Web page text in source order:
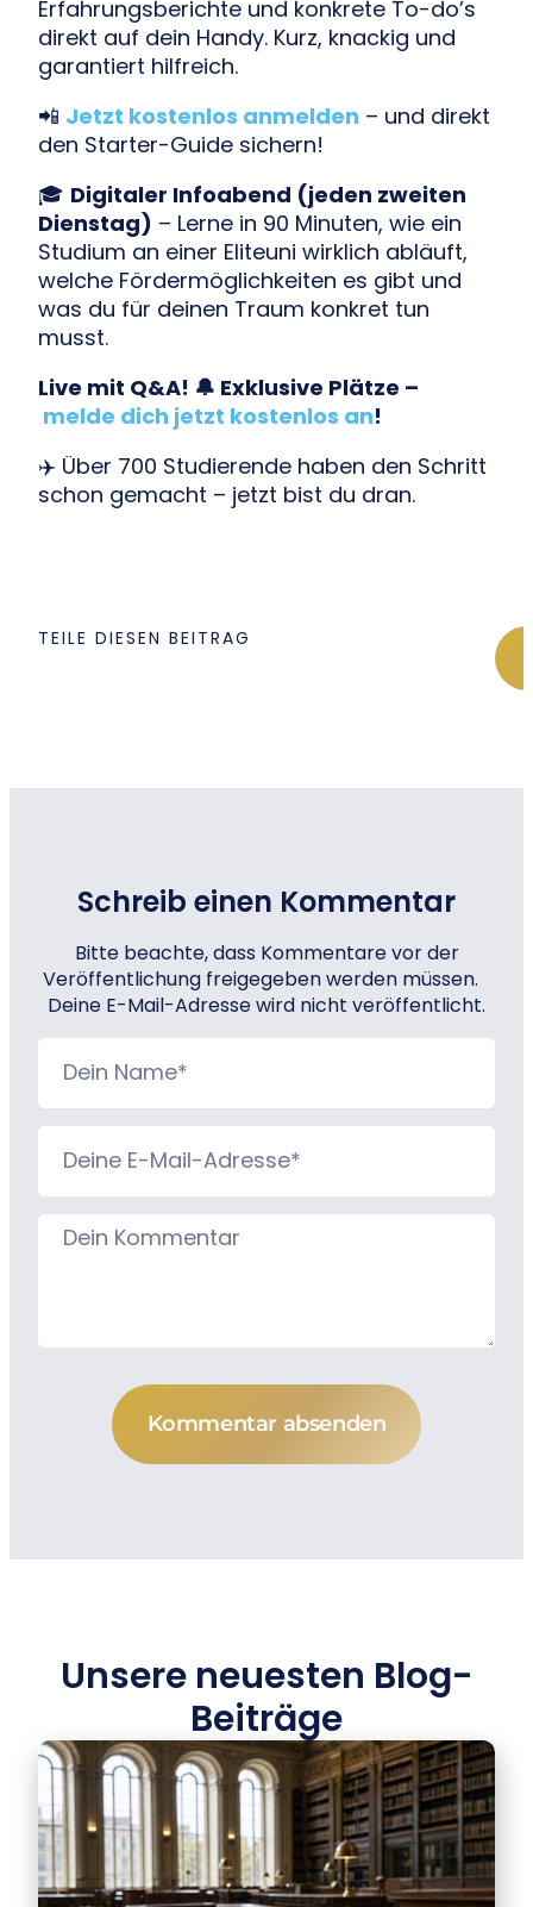
Erfahrungsberichte und konkrete To-do’s
direkt auf dein Handy. Kurz, knackig und
garantiert hilfreich.
📲 Jetzt kostenlos anmelden – und direkt
den Starter-Guide sichern!
🎓 Digitaler Infoabend (jeden zweiten
Dienstag) – Lerne in 90 Minuten, wie ein
Studium an einer Eliteuni wirklich abläuft,
welche Fördermöglichkeiten es gibt und
was du für deinen Traum konkret tun
musst.
Live mit Q&A! 🔔 Exklusive Plätze –
melde dich jetzt kostenlos an!
✈️ Über 700 Studierende haben den Schritt
schon gemacht – jetzt bist du dran.
TEILE DIESEN BEITRAG
Schreib einen Kommentar
Bitte beachte, dass Kommentare vor der
Veröffentlichung freigegeben werden müssen.
Deine E-Mail-Adresse wird nicht veröffentlicht.
Kommentar absenden
Unsere neuesten Blog-
Beiträge